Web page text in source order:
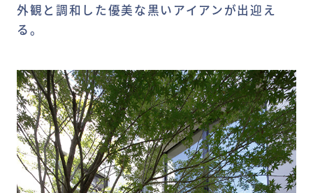
外観と調和した優美な黒いアイアンが出迎え
る。